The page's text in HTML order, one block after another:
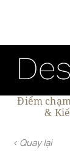
Điểm
&
< Quay lại